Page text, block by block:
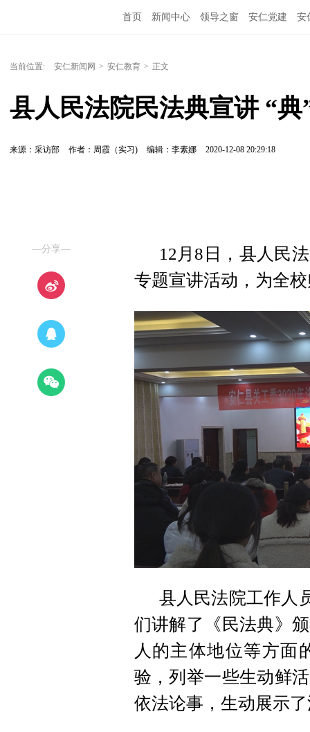
首页 新闻中心 领导之窗 安仁党建 安
当前位置: 安仁新闻网 > 安仁教育 > 正文
县人民法院民法典宣讲 “典
来源：采访部 作者：周霞（实习) 编辑：李素娜 2020-12-08 20:29:18
—分享—
12月8日，县人民
专题宣讲活动，为全
县人民法院工作人
们讲解了《民法典》
人的主体地位等方面
验，列举一些生动鲜
依法论事，生动展示